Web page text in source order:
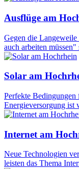
Ausflüge am
Gegen die
auch arbeiten
Solar am
Perfekte
Energieversorgung
Internet am
Neue Technologien
leisten das Thema